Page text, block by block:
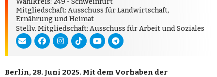
Wahlkreis: 249 - Schweinfurt
Mitgliedschaft: Ausschuss für Landwirtschaft,
Ernährung und Heimat
Stellv. Mitgliedschaft: Ausschuss für Arbeit und Soziales
Berlin, 28. Juni 2025. Mit dem Vorhaben der